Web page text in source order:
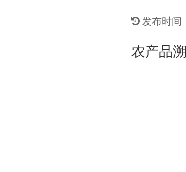
发布时间
农产品